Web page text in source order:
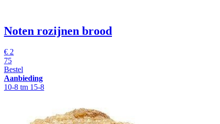
Noten rozijnen brood
€ 2
75
Bestel
Aanbieding
10-8 tm 15-8